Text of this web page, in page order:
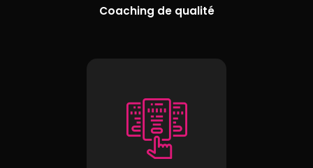
Coaching de qualité